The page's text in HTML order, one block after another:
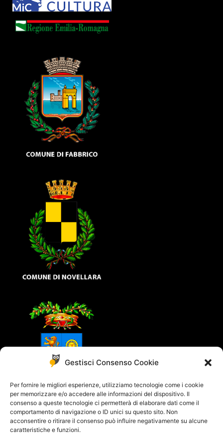
Gestisci Consenso Cookie
Per fornire le migliori esperienze, utilizziamo tecnologie come i cookie
per memorizzare e/o accedere alle informazioni del dispositivo. Il
consenso a queste tecnologie ci permetterà di elaborare dati come il
comportamento di navigazione o ID unici su questo sito. Non
acconsentire o ritirare il consenso può influire negativamente su alcune
caratteristiche e funzioni.